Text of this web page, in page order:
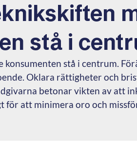
stå i
konsumenten stå i centrum.
Oklara rättigheter och
betonar vikten av att
för att minimera oro och